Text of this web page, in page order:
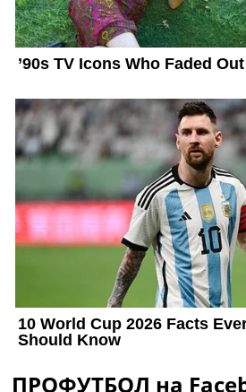
ПРОФУТБОЛ на